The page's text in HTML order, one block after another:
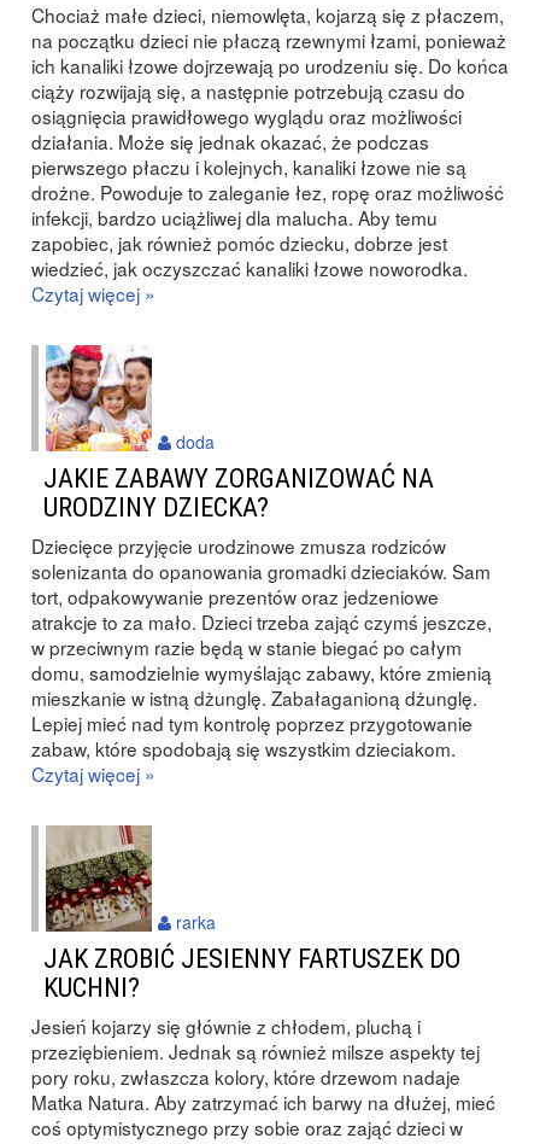
Chociaż małe dzieci, niemowlęta, kojarzą się z płaczem,
na początku dzieci nie płaczą rzewnymi łzami, ponieważ
ich kanaliki łzowe dojrzewają po urodzeniu się. Do końca
ciąży rozwijają się, a następnie potrzebują czasu do
osiągnięcia prawidłowego wyglądu oraz możliwości
działania. Może się jednak okazać, że podczas
pierwszego płaczu i kolejnych, kanaliki łzowe nie są
drożne. Powoduje to zaleganie łez, ropę oraz możliwość
infekcji, bardzo uciążliwej dla malucha. Aby temu
zapobiec, jak również pomóc dziecku, dobrze jest
wiedzieć, jak oczyszczać kanaliki łzowe noworodka.
Czytaj więcej »
JAKIE ZABAWY ZORGANIZOWAĆ NA
URODZINY DZIECKA?
Dziecięce przyjęcie urodzinowe zmusza rodziców
solenizanta do opanowania gromadki dzieciaków. Sam
tort, odpakowywanie prezentów oraz jedzeniowe
atrakcje to za mało. Dzieci trzeba zająć czymś jeszcze,
w przeciwnym razie będą w stanie biegać po całym
domu, samodzielnie wymyślając zabawy, które zmienią
mieszkanie w istną dżunglę. Zabałaganioną dżunglę.
Lepiej mieć nad tym kontrolę poprzez przygotowanie
zabaw, które spodobają się wszystkim dzieciakom.
Czytaj więcej »
doda
JAK ZROBIĆ JESIENNY FARTUSZEK DO
KUCHNI?
Jesień kojarzy się głównie z chłodem, pluchą i
przeziębieniem. Jednak są również milsze aspekty tej
pory roku, zwłaszcza kolory, które drzewom nadaje
Matka Natura. Aby zatrzymać ich barwy na dłużej, mieć
coś optymistycznego przy sobie oraz zająć dzieci w
rarka